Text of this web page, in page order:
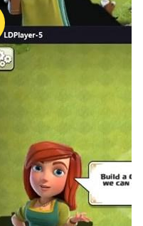
露畫面)、暴力情節（有
象）與戀愛交友(游戲設
體分級管理辦法分類為
。
供購買虛擬遊戲幣、物
進行適度消費。
間進行遊戲，容易影響
代理，如有疑問，請以